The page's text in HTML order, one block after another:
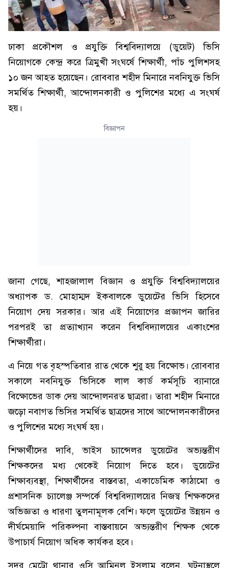
ঢাকা প্রকৌশল ও প্রযুক্তি বিশ্ববিদ্যালয়ে (ডুয়েট) ভিসি
নিয়োগকে কেন্দ্র করে ত্রিমুখী সংঘর্ষে শিক্ষার্থী, পাঁচ পুলিশসহ
১০ জন আহত হয়েছেন। রোববার শহীদ মিনারে নবনিযুক্ত ভিসি
সমর্থিত শিক্ষার্থী, আন্দোলনকারী ও পুলিশের মধ্যে এ সংঘর্ষ
হয়।
বিজ্ঞাপন
জানা গেছে, শাহজালাল বিজ্ঞান ও প্রযুক্তি বিশ্ববিদ্যালয়ের
অধ্যাপক ড. মোহাম্মদ ইকবালকে ডুয়েটের ভিসি হিসেবে
নিয়োগ দেয় সরকার। আর এই নিয়োগের প্রজ্ঞাপন জারির
পরপরই তা প্রত্যাখ্যান করেন বিশ্ববিদ্যালয়ের একাংশের
শিক্ষার্থীরা।
এ নিয়ে গত বৃহস্পতিবার রাত থেকে শুরু হয় বিক্ষোভ। রোববার
সকালে নবনিযুক্ত ভিসিকে লাল কার্ড কর্মসূচি ব্যানারে
বিক্ষোভের ডাক দেয় আন্দোলনরত ছাত্ররা। তারা শহীদ মিনারে
জড়ো নবাগত ভিসির সমর্থিত ছাত্রদের সাথে আন্দোলনকারীদের
ও পুলিশের মধ্যে সংঘর্ষ হয়।
শিক্ষার্থীদের দাবি, ভাইস চ্যান্সেলর ডুয়েটের অভ্যন্তরীণ
শিক্ষকদের মধ্য থেকেই নিয়োগ দিতে হবে। ডুয়েটের
শিক্ষাব্যবস্থা, শিক্ষার্থীদের বাস্তবতা, একাডেমিক কাঠামো ও
প্রশাসনিক চ্যালেঞ্জ সম্পর্কে বিশ্ববিদ্যালয়ের নিজস্ব শিক্ষকদের
অভিজ্ঞতা ও ধারণা তুলনামূলক বেশি। ফলে ডুয়েটের উন্নয়ন ও
দীর্ঘমেয়াদি পরিকল্পনা বাস্তবায়নে অভ্যন্তরীণ শিক্ষক থেকে
উপাচার্য নিয়োগ অধিক কার্যকর হবে।
সদর মেট্রো থানার ওসি আমিনুল ইসলাম বলেন, ঘটনাস্থলে